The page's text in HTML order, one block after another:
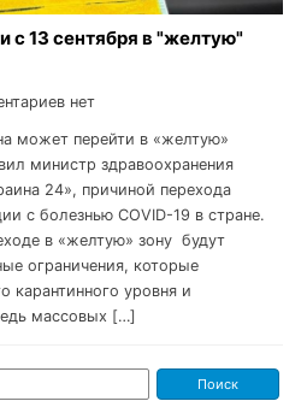
с 13 сентября в "желтую"
нет
может перейти в «желтую»
министр здравоохранения
24», причиной перехода
с болезнью COVID-19 в стране.
в «желтую» зону будут
ограничения, которые
карантинного уровня и
массовых […]